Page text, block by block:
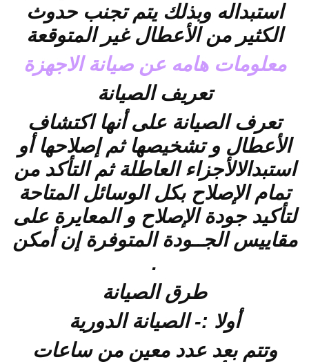
استبداله وبذلك يتم تجنب حدوث
الكثير من الأعطال غير المتوقعة
معلومات هامه عن صيانة الاجهزة
تعريف الصيانة
تعرف الصيانة على أنها اكتشاف
الأعطال و تشخيصها ثم إصلاحها أو
استبدالالأجزاء العاطلة ثم التأكد من
تمام الإصلاح بكل الوسائل المتاحة
لتأكيد جودة الإصلاح و المعايرة على
مقاييس الجــودة المتوفرة إن أمكن
.
طرق الصيانة
أولا :- الصيانة الدورية
وتتم بعد عدد معين من ساعات